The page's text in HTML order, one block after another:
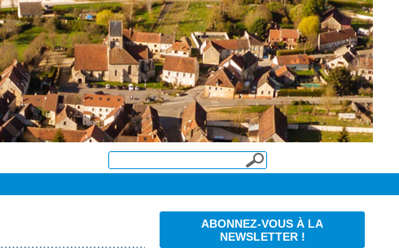
ABONNEZ-VOUS À LA
NEWSLETTER !